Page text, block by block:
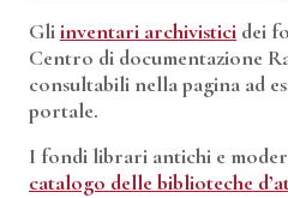
Gliinventari archivistici dei
Centro di documentazione
consultabili nella pagina ad
portale.
I fondi librari antichi e
catalogo delle biblioteche